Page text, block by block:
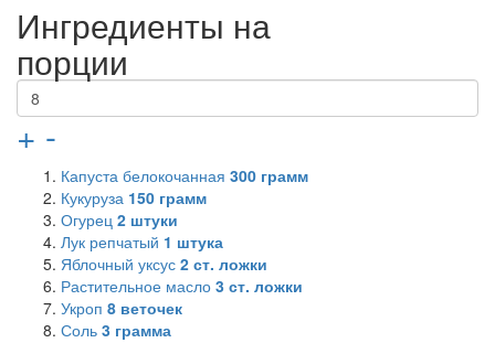
Ингредиенты на
порции
+ -
Капуста белокочанная 300 грамм
Кукуруза 150 грамм
Огурец 2 штуки
Лук репчатый 1 штука
Яблочный уксус 2 ст. ложки
Растительное масло 3 ст. ложки
Укроп 8 веточек
Соль 3 грамма